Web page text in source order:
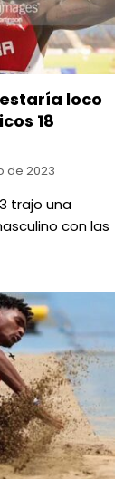
loco
18
de 2023
trajo una
con las